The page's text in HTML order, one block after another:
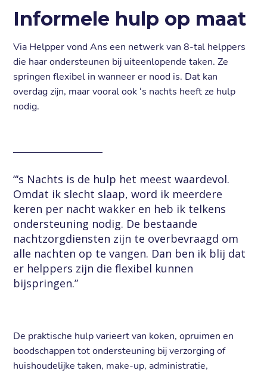
Informele hulp op maat
Via Helpper vond Ans een netwerk van 8-tal helppers
die haar ondersteunen bij uiteenlopende taken. Ze
springen flexibel in wanneer er nood is. Dat kan
overdag zijn, maar vooral ook ‘s nachts heeft ze hulp
nodig.
“‘s Nachts is de hulp het meest waardevol.
Omdat ik slecht slaap, word ik meerdere
keren per nacht wakker en heb ik telkens
ondersteuning nodig. De bestaande
nachtzorgdiensten zijn te overbevraagd om
alle nachten op te vangen. Dan ben ik blij dat
er helppers zijn die flexibel kunnen
bijspringen.”
De praktische hulp varieert van koken, opruimen en
boodschappen tot ondersteuning bij verzorging of
huishoudelijke taken, make-up, administratie,